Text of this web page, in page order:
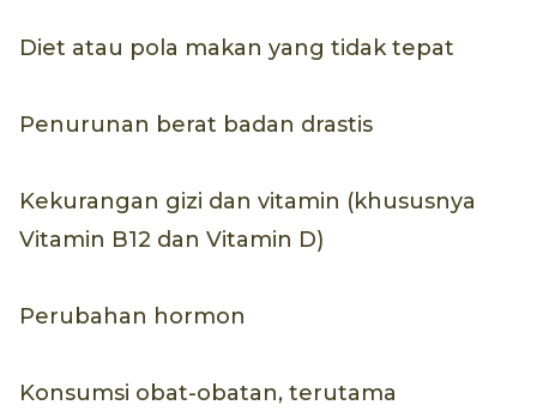
Diet atau pola makan yang tidak tepat
Penurunan berat badan drastis
Kekurangan gizi dan vitamin (khususnya
Vitamin B12 dan Vitamin D)
Perubahan hormon
Konsumsi obat-obatan, terutama